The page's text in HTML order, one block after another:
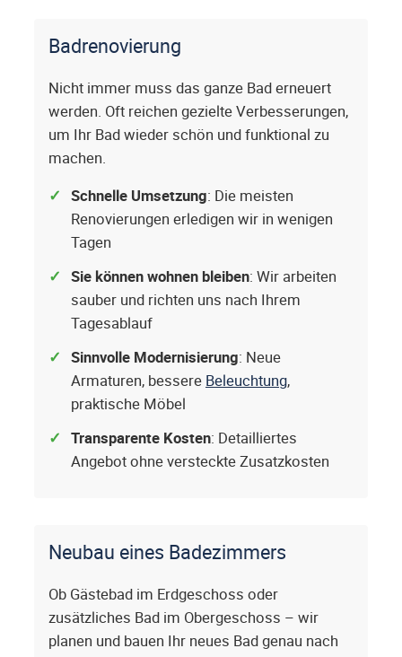
Badrenovierung
Nicht immer muss das ganze Bad erneuert
werden. Oft reichen gezielte Verbesserungen,
um Ihr Bad wieder schön und funktional zu
machen.
Schnelle Umsetzung: Die meisten
Renovierungen erledigen wir in wenigen
Tagen
Sie können wohnen bleiben: Wir arbeiten
sauber und richten uns nach Ihrem
Tagesablauf
Sinnvolle Modernisierung: Neue
Armaturen, bessere Beleuchtung,
praktische Möbel
Transparente Kosten: Detailliertes
Angebot ohne versteckte Zusatzkosten
Neubau eines Badezimmers
Ob Gästebad im Erdgeschoss oder
zusätzliches Bad im Obergeschoss – wir
planen und bauen Ihr neues Bad genau nach